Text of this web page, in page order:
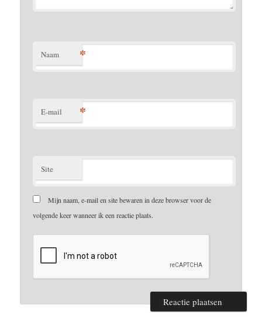
Naam *
E-mail *
Site
Mijn naam, e-mail en site bewaren in deze browser voor de
volgende keer wanneer ik een reactie plaats.